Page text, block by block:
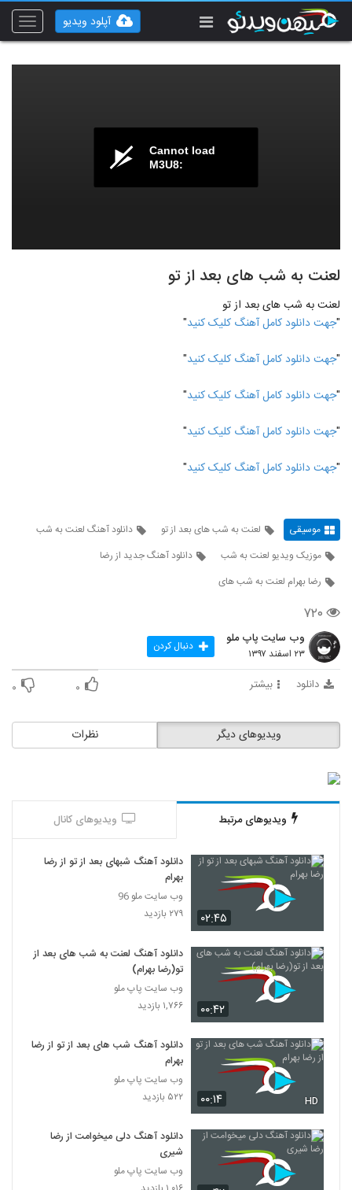
Toggle
آپلود ویدیو
Cannot load
M3U8:
لعنت به شب های بعد از تو
لعنت به شب های بعد از تو
"جهت دانلود کامل آهنگ کلیک کنید"
"جهت دانلود کامل آهنگ کلیک کنید"
"جهت دانلود کامل آهنگ کلیک کنید"
"جهت دانلود کامل آهنگ کلیک کنید"
"جهت دانلود کامل آهنگ کلیک کنید"
موسیقی لعنت به شب های بعد از تو
دانلود آهنگ لعنت به شب
موزیک ویدیو لعنت به شب
دانلود آهنگ جدید از رضا
رضا بهرام لعنت به شب های
۷۲۰
وب سایت پاپ ملو
۲۳ اسفند ۱۳۹۷ دنبال کردن
دانلود بیشتر ۰ ۰
نظرات ویدیوهای دیگر
ویدیوهای مرتبط ویدیوهای کانال
۰۲:۴۵
دانلود آهنگ شبهای بعد از تو از رضا
بهرام
وب سایت ملو 96
۲۷۹ بازدید
۰۰:۴۲
دانلود آهنگ لعنت به شب های بعد از
تو(رضا بهرام)
وب سایت پاپ ملو
۱,۷۶۶ بازدید
۰۰:۱۴ HD
دانلود آهنگ شب های بعد از تو از رضا
بهرام
وب سایت پاپ ملو
۵۲۲ بازدید
دانلود آهنگ دلی میخوامت از رضا
شیری
وب سایت پاپ ملو